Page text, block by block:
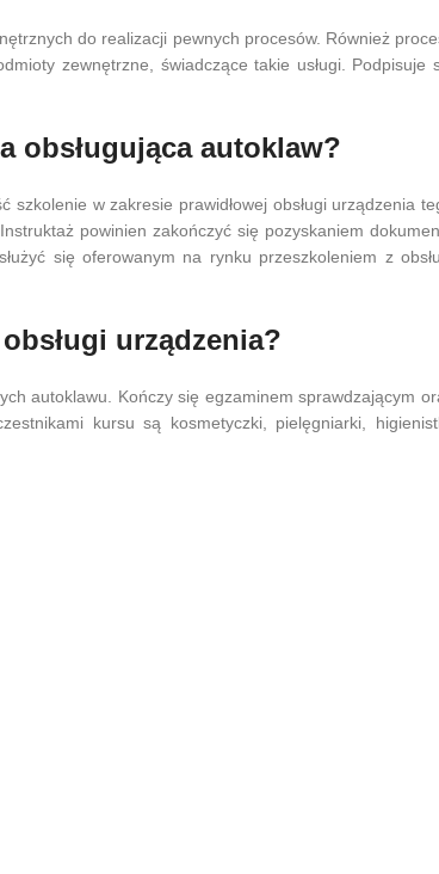
do realizacji pewnych procesów. Również
zewnętrzne, świadczące takie usługi. Podpisuje
obsługująca autoklaw?
w zakresie prawidłowej obsługi urządzenia
powinien zakończyć się pozyskaniem
się oferowanym na rynku przeszkoleniem z
urządzenia?
autoklawu. Kończy się egzaminem sprawdzającym
kursu są kosmetyczki, pielęgniarki,